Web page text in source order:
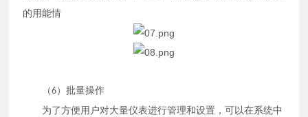
的用能情
（6）批量操作
为了方便用户对大量仪表进行管理和设置，可以在系统中